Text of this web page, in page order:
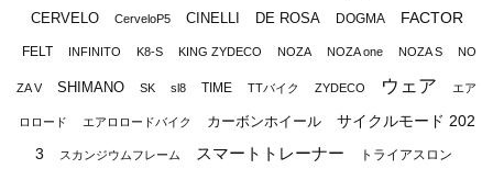
CERVELO CerveloP5 CINELLI DE ROSA DOGMA FACTOR
FELT INFINITO K8-S KING ZYDECO NOZA NOZA one NOZA S NO
ZA V SHIMANO SK sl8 TIME TTバイク ZYDECO ウェア エア
ロロード エアロロードバイク カーボンホイール
サイクルモード 202
3
スカンジウムフレーム スマートトレーナー トライアスロン